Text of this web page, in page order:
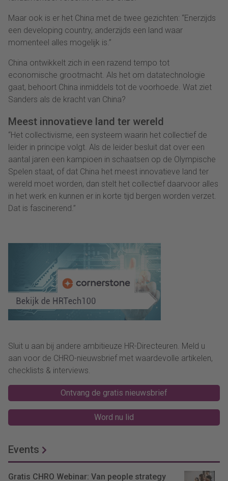
Maar ook is er het China met de twee gezichten: “Enerzijds
een developing country, anderzijds een land waar
momenteel alles mogelijk is.”
China ontwikkelt zich in een razend tempo tot
economische grootmacht. Als het om datatechnologie
gaat, behoort China inmiddels tot de voorhoede. Wat ziet
Sanders als de kracht van China?
Meest innovatieve land ter wereld
“Het collectivisme, een systeem waarin het collectief de
leider in principe volgt. Als de leider besluit dat over een
aantal jaren een kampioen in schaatsen op de Olympische
Spelen staat, of dat China het meest innovatieve land ter
wereld moet worden, dan stelt het collectief daarvoor alles
in het werk en kunnen er in korte tijd bergen worden verzet.
Dat is fascinerend.”
Sluit u aan bij andere ambitieuze HR-Directeuren. Meld u
aan voor de CHRO-nieuwsbrief met waardevolle artikelen,
checklists & interviews.
Ontvang de gratis nieuwsbrief
Word nu lid
Events
Gratis CHRO Webinar: Van people strategy